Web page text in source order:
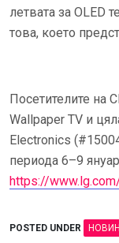
летвата за OLED
това, което
Посетителите на
Wallpaper TV и
Electronics
периода 6–9
https://
POSTED UNDER